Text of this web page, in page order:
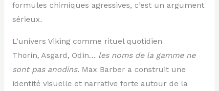
formules chimiques agressives, c’est un argument
sérieux.
L’univers Viking comme rituel quotidien
Thorin, Asgard, Odin… les noms de la gamme ne
sont pas anodins.Max Barber a construit une
identité visuelle et narrative forte autour de la